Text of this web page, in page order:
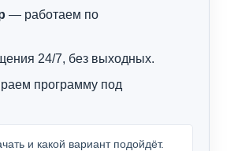
— работаем по
24/7, без выходных.
программу под
и какой вариант подойдёт.